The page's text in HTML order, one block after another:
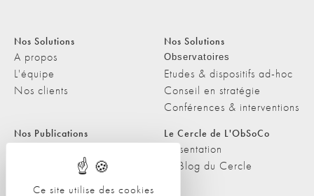
Ce site utilise des cookies
Nos Solutions
A propos
L'équipe
Nos clients
Nos Solutions
Observatoires
Etudes & dispositifs ad-hoc
Conseil en stratégie
Conférences & interventions
Nos Publications
Les Podcasts de L'ObSoCo
L'ObSoCo dans les médias
Le Cercle de L'ObSoCo
Présentation
Le Blog du Cercle